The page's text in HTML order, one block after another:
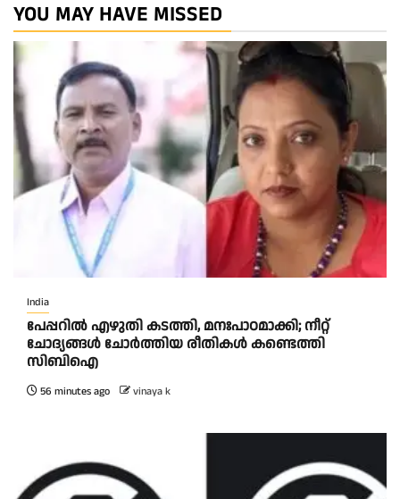
YOU MAY HAVE MISSED
India
പേപ്പറിൽ എഴുതി കടത്തി, മനഃപാഠമാക്കി; നീറ്റ്
ചോദ്യങ്ങൾ ചോർത്തിയ രീതികൾ കണ്ടെത്തി
സിബിഐ
56 minutes ago vinaya k